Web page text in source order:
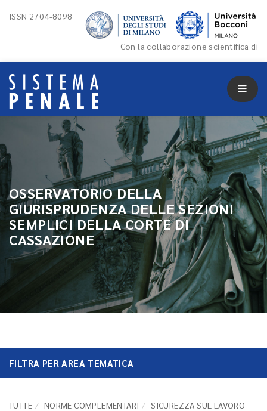
ISSN 2704-8098
Con la collaborazione scientifica di
OSSERVATORIO DELLA
GIURISPRUDENZA DELLE SEZIONI
SEMPLICI DELLA CORTE DI
CASSAZIONE
FILTRA PER AREA TEMATICA
TUTTE NORME COMPLEMENTARI SICUREZZA SUL LAVORO